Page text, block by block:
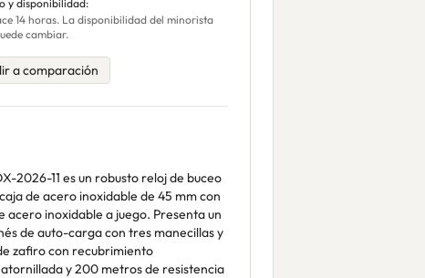
y disponibilidad:
14 horas. La disponibilidad del minorista
cambiar.
a comparación
2026-11 es un robusto reloj de buceo
de acero inoxidable de 45 mm con
acero inoxidable a juego. Presenta un
de auto-carga con tres manecillas y
zafiro con recubrimiento
y 200 metros de resistencia